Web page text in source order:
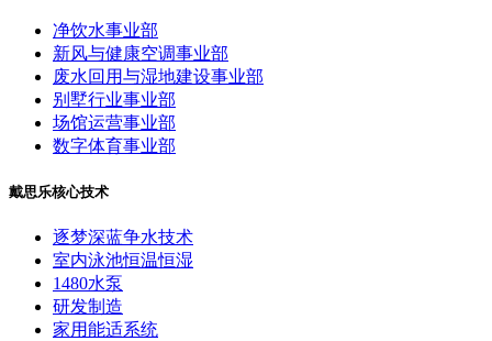
净饮水事业部
新风与健康空调事业部
废水回用与湿地建设事业部
别墅行业事业部
场馆运营事业部
数字体育事业部
戴思乐核心技术
逐梦深蓝争水技术
室内泳池恒温恒湿
1480水泵
研发制造
家用能适系统